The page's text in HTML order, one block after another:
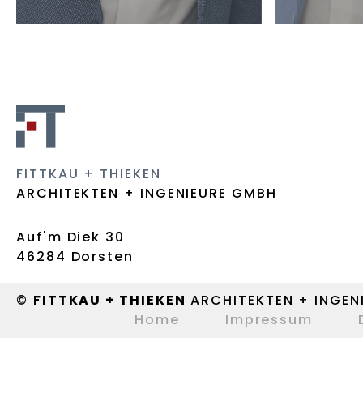
FITTKAU + THIEKEN
ARCHITEKTEN + INGENIEURE GMBH
Auf'm Diek 30
46284 Dorsten
© FITTKAU + THIEKEN ARCHITEKTEN +
Home
Impressum